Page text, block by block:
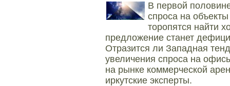
В первой
спроса на
торопятся найти
предложение станет
Отразится ли Западная
увеличения спроса на
на рынке коммерческой
иркутские эксперты.